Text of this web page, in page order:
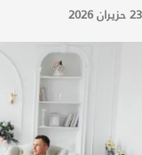
23 حزيران 2026